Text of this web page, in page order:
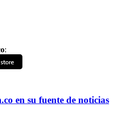
:
en su fuente de noticias